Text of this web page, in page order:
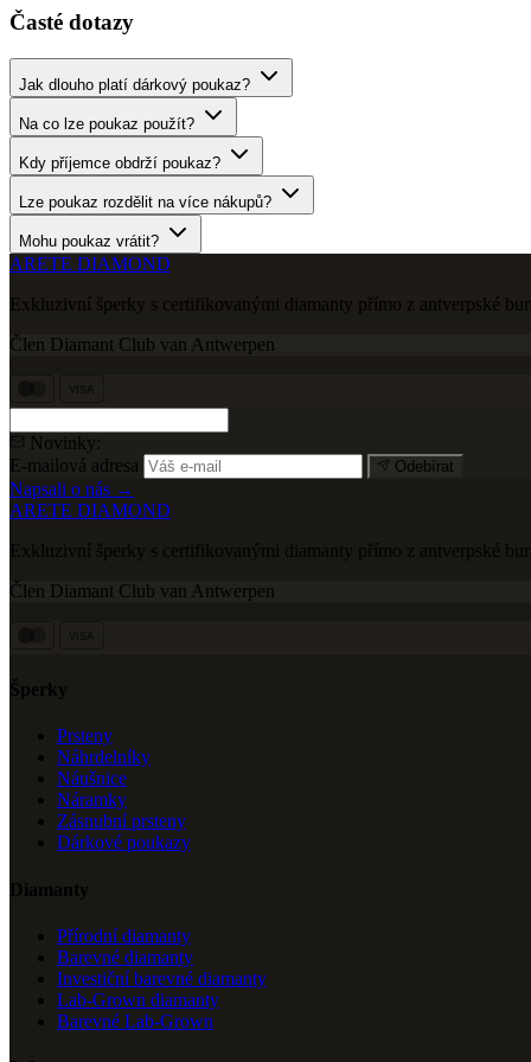
Časté dotazy
Jak dlouho platí dárkový poukaz?
Na co lze poukaz použít?
Kdy příjemce obdrží poukaz?
Lze poukaz rozdělit na více nákupů?
Mohu poukaz vrátit?
ARETE DIAMOND
Exkluzivní šperky s certifikovanými diamanty přímo z antverpské
Člen Diamant Club van Antwerpen
Novinky:
E-mailová adresa
Odebírat
Napsali o nás →
ARETE DIAMOND
Exkluzivní šperky s certifikovanými diamanty přímo z antverpské
Člen Diamant Club van Antwerpen
Šperky
Prsteny
Náhrdelníky
Náušnice
Náramky
Zásnubní prsteny
Dárkové poukazy
Diamanty
Přírodní diamanty
Barevné diamanty
Investiční barevné diamanty
Lab-Grown diamanty
Barevné Lab-Grown